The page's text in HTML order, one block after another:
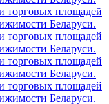
торговых площадей
Беларуси.
торговых площадей
Беларуси.
торговых площадей
Беларуси.
торговых площадей
Беларуси.